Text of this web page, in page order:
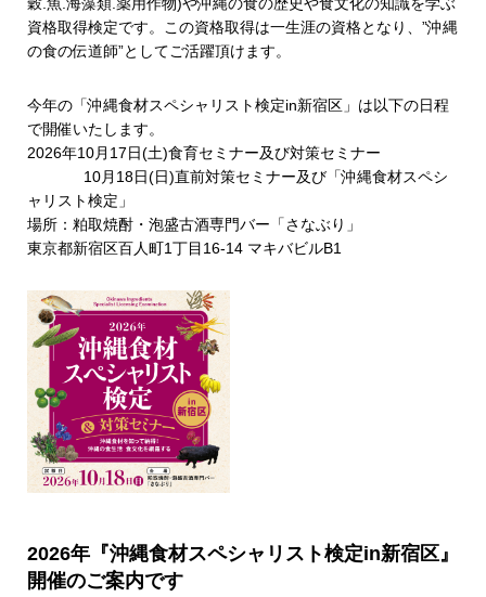
資格取得検定です。この資格取得は一生涯の資格となり、”沖縄
の食の伝道師”としてご活躍頂けます。
今年の「沖縄食材スペシャリスト検定in新宿区」は以下の日程
で開催いたします。
2026年10月17日(土)食育セミナー及び対策セミナー
10月18日(日)直前対策セミナー及び「沖縄食材スペシ
ャリスト検定」
場所：粕取焼酎・泡盛古酒専門バー「さなぶり」
東京都新宿区百人町1丁目16-14 マキバビルB1
2026年『沖縄食材スペシャリスト検定in新宿区』
開催のご案内です